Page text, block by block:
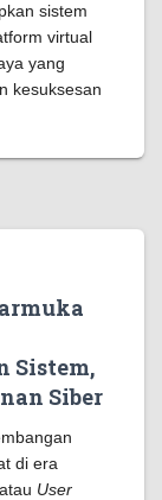
sistem
virtual
yang
kesuksesan
Sistem,
Siber
di era
User